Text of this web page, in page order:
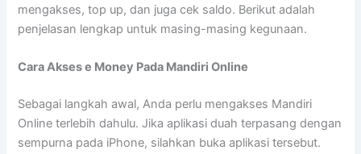
mengakses, top up, dan juga cek saldo. Berikut adalah
penjelasan lengkap untuk masing-masing kegunaan.
Cara Akses e Money Pada Mandiri Online
Sebagai langkah awal, Anda perlu mengakses Mandiri
Online terlebih dahulu. Jika aplikasi duah terpasang dengan
sempurna pada iPhone, silahkan buka aplikasi tersebut.